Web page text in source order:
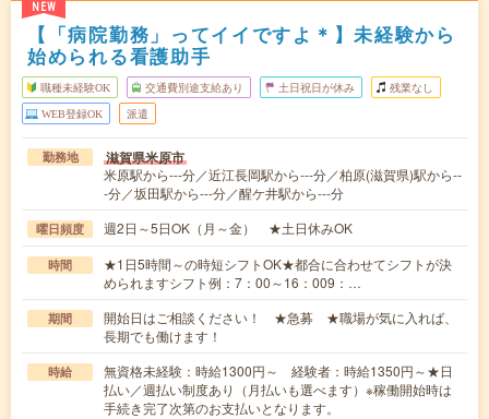
NEW
【「病院勤務」ってイイですよ＊】未経験から
始められる看護助手
職種未経験OK 交通費別途支給あり 土日祝日が休み 残業なし
WEB登録OK 派遣
勤務地 滋賀県米原市
米原駅から---分／近江長岡駅から---分／柏原(滋賀県)駅から--
-分／坂田駅から---分／醒ケ井駅から---分
曜日頻度 週2日～5日OK（月～金） ★土日休みOK
時間
★1日5時間～の時短シフトOK★都合に合わせてシフトが決
められますシフト例：7：00～16：009：…
期間
開始日はご相談ください！ ★急募 ★職場が気に入れば、
長期でも働けます！
時給
無資格未経験：時給1300円～ 経験者：時給1350円～★日
払い／週払い制度あり（月払いも選べます）※稼働開始時は
手続き完了次第のお支払いとなります。